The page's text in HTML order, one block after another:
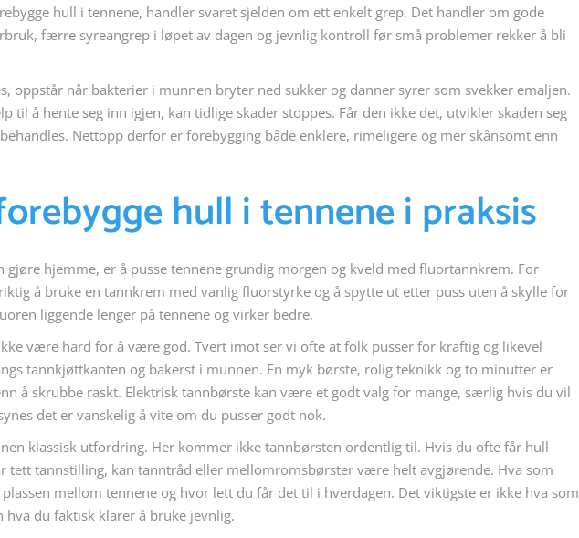
hull i tennene, handler svaret sjelden om ett enkelt grep. Det handler om gode
færre syreangrep i løpet av dagen og jevnlig kontroll før små problemer rekker å bli
oppstår når bakterier i munnen bryter ned sukker og danner syrer som svekker emaljen.
til å hente seg inn igjen, kan tidlige skader stoppes. Får den ikke det, utvikler skaden seg
Nettopp derfor er forebygging både enklere, rimeligere og mer skånsomt enn
hull i tennene i praksis
gjøre hjemme, er å pusse tennene grundig morgen og kveld med fluortannkrem. For
å bruke en tannkrem med vanlig fluorstyrke og å spytte ut etter puss uten å skylle for
liggende lenger på tennene og virker bedre.
være hard for å være god. Tvert imot ser vi ofte at folk pusser for kraftig og likevel
tannkjøttkanten og bakerst i munnen. En myk børste, rolig teknikk og to minutter er
å skrubbe raskt. Elektrisk tannbørste kan være et godt valg for mange, særlig hvis du vil
det er vanskelig å vite om du pusser godt nok.
klassisk utfordring. Her kommer ikke tannbørsten ordentlig til. Hvis du ofte får hull
tett tannstilling, kan tanntråd eller mellomromsbørster være helt avgjørende. Hva som
plassen mellom tennene og hvor lett du får det til i hverdagen. Det viktigste er ikke hva som
hva du faktisk klarer å bruke jevnlig.